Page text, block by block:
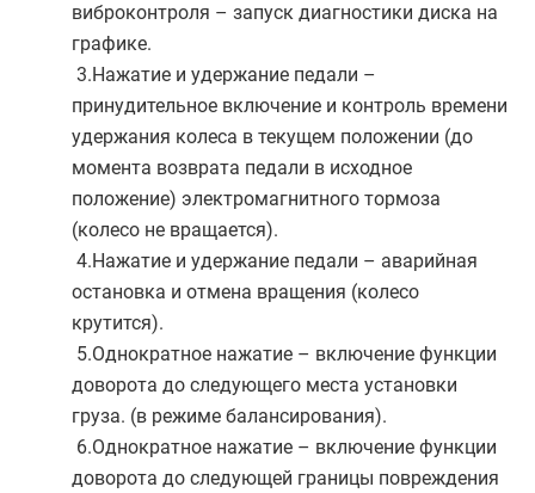
виброконтроля – запуск диагностики диска на
графике.
3.Нажатие и удержание педали –
принудительное включение и контроль времени
удержания колеса в текущем положении (до
момента возврата педали в исходное
положение) электромагнитного тормоза
(колесо не вращается).
4.Нажатие и удержание педали – аварийная
остановка и отмена вращения (колесо
крутится).
5.Однократное нажатие – включение функции
доворота до следующего места установки
груза. (в режиме балансирования).
6.Однократное нажатие – включение функции
доворота до следующей границы повреждения